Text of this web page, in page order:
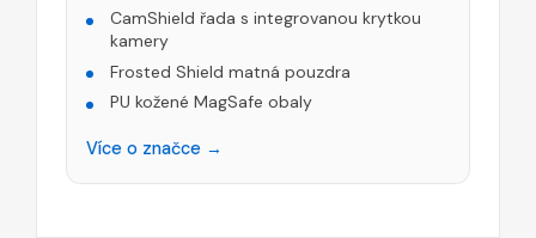
CamShield řada s integrovanou krytkou
kamery
Frosted Shield matná pouzdra
PU kožené MagSafe obaly
Více o značce →